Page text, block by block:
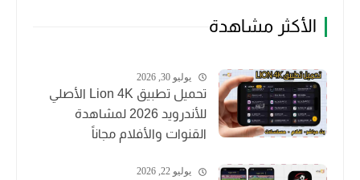
الأكثر مشاهدة
يوليو 30, 2026
تحميل تطبيق Lion 4K الأصلي
للأندرويد 2026 لمشاهدة
القنوات والأفلام مجاناً
يوليو 22, 2026